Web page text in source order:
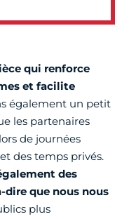
qui renforce
et facilite
également un petit
les partenaires
de journées
des temps privés.
des
dire que nous nous
plus